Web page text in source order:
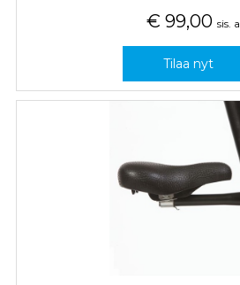
€ 99,00 sis.
Tilaa nyt